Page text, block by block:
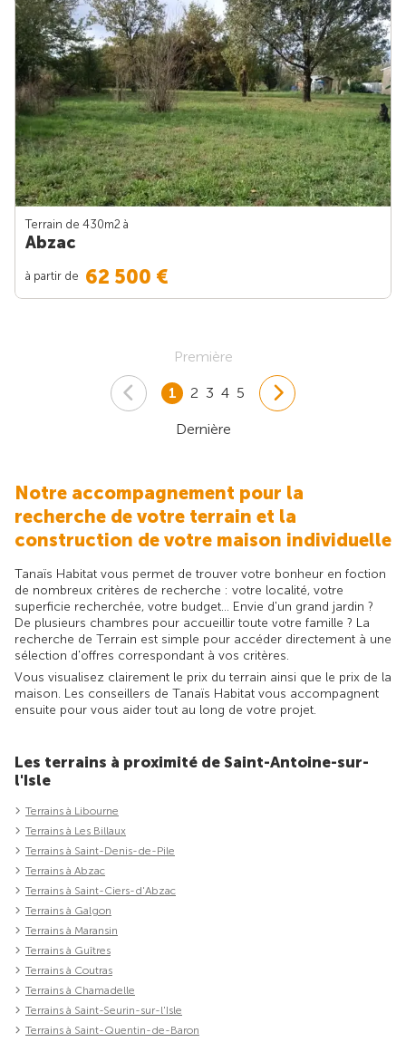
Terrain de 430m2 à
Abzac
à partir de 62 500 €
Première
1 2 3 4 5
Dernière
Notre accompagnement pour la
recherche de votre terrain et la
construction de votre maison individuelle
Tanaïs Habitat vous permet de trouver votre bonheur en foction
de nombreux critères de recherche : votre localité, votre
superficie recherchée, votre budget... Envie d'un grand jardin ?
De plusieurs chambres pour accueillir toute votre famille ? La
recherche de Terrain est simple pour accéder directement à une
sélection d'offres correspondant à vos critères.
Vous visualisez clairement le prix du terrain ainsi que le prix de la
maison. Les conseillers de Tanaïs Habitat vous accompagnent
ensuite pour vous aider tout au long de votre projet.
Les terrains à proximité de Saint-Antoine-sur-
l'Isle
Terrains à Libourne
Terrains à Les Billaux
Terrains à Saint-Denis-de-Pile
Terrains à Abzac
Terrains à Saint-Ciers-d'Abzac
Terrains à Galgon
Terrains à Maransin
Terrains à Guîtres
Terrains à Coutras
Terrains à Chamadelle
Terrains à Saint-Seurin-sur-l'Isle
Terrains à Saint-Quentin-de-Baron